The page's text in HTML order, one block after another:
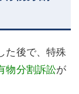
た後で、特殊
物分割訴訟が